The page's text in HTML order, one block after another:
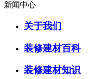
新闻中心
关于我们
装修建材百科
装修建材知识